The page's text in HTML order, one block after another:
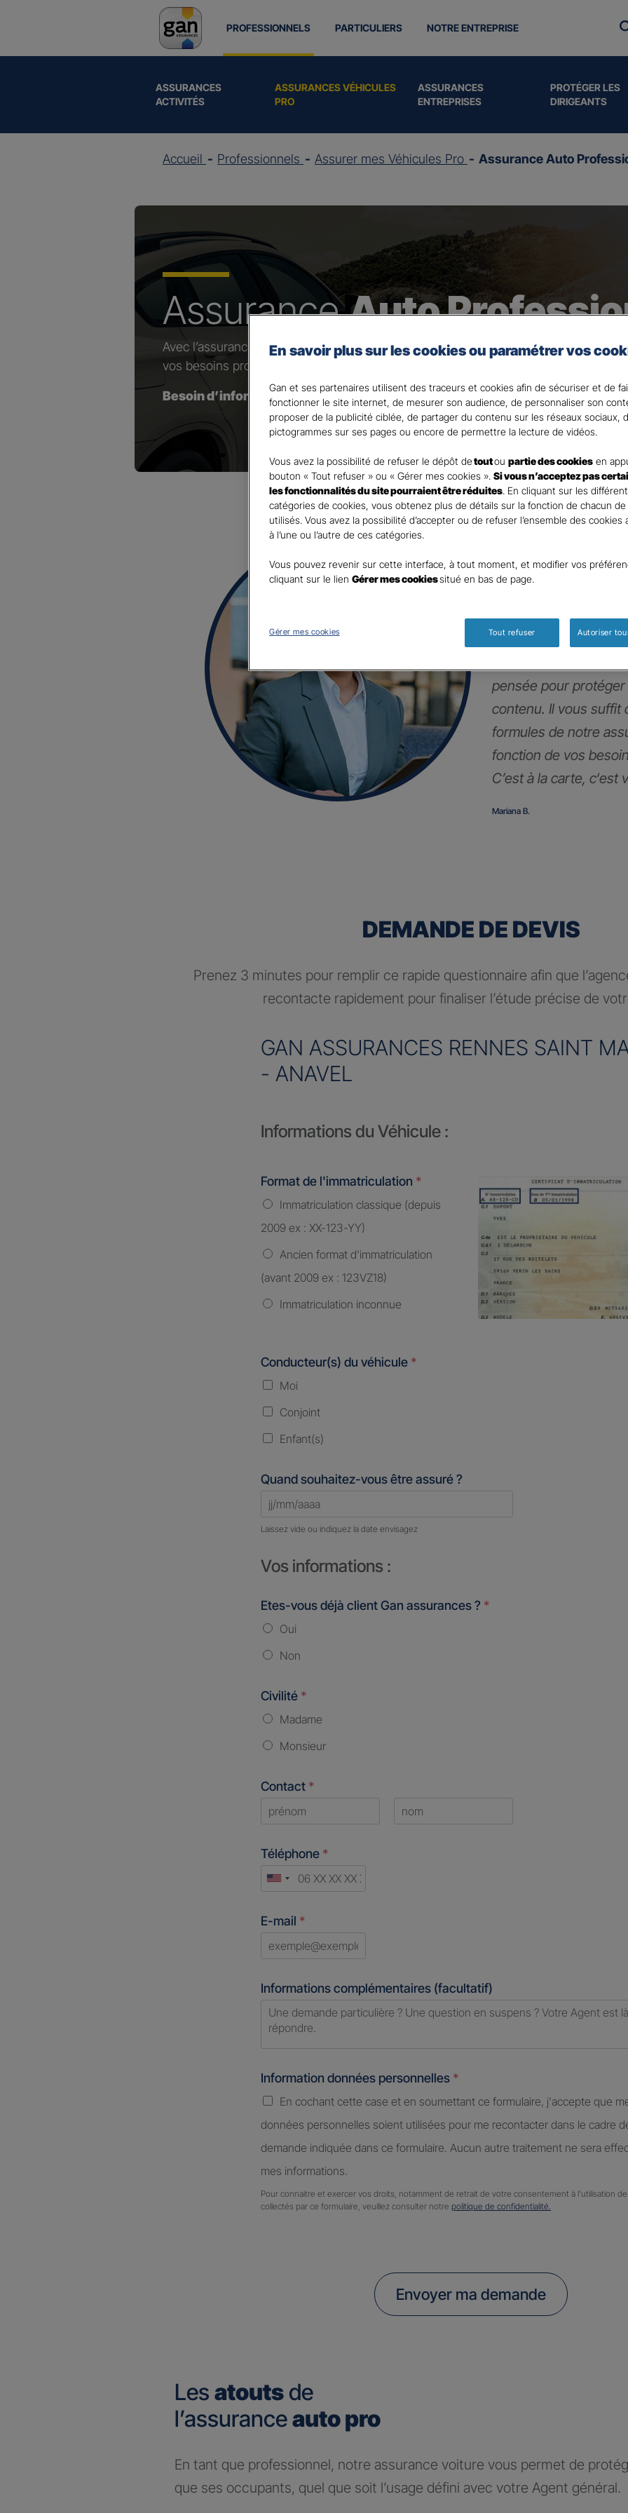
PROFESSIONNELS
ASSURANCES
ACTIVITÉS
ASSURANCES VÉHICULES
PRO
ASSURANCES
ENTREPRISES
PROTÉGER LES
DIRIGEANTS
PARTICULIERS NOTRE ENTREPRISE
Accueil Professionnels Assurer mes Véhicules Pro Assurance Auto
AssuranceAuto
Avec l’assurance dédiée aux véhicules professionnels, vous choisissez une
vos besoins professionnels.
Besoin d’information(s) ? Votre Agent général est là pour vous accompagner.
d’expert
pensée pour
contenu. Il vous suffit
formules de notre
fonction de vos
C’est à la carte, c‘est
Mariana B.
DEMANDE DE DEVIS
Prenez 3 minutes pour remplir ce rapide questionnaire afin que
recontacte rapidement pour finaliser l’étude précise de
GAN ASSURANCES RENNES SAINT
- ANAVEL
Informations du Véhicule :
Format de l'immatriculation *
Immatriculation classique (depuis
2009 ex : XX-123-YY)
Ancien format d'immatriculation
(avant 2009 ex : 123VZ18)
Immatriculation inconnue
Conducteur(s) du véhicule *
Moi
Conjoint
Enfant(s)
Quand souhaitez-vous être assuré ?
Laissez vide ou indiquez la date envisagez
Vos informations :
Etes-vous déjà client Gan assurances ? *
Oui
Non
Civilité *
Madame
Monsieur
Contact *
Téléphone *
United
E-mail *
Informations complémentaires (facultatif)
Information données personnelles *
En cochant cette case et en soumettant ce formulaire, j'accepte que
données personnelles soient utilisées pour me recontacter dans le cadre
demande indiquée dans ce formulaire. Aucun autre traitement ne sera
mes informations.
Pour connaitre et exercer vos droits, notamment de retrait de votre consentement à l'utilisation
collectés par ce formulaire, veuillez consulter notre politique de confidentialité.
Envoyer ma demande
Les atoutsde
l’assuranceauto pro
En tant que professionnel, notre assurance voiture vous permet de
que ses occupants, quel que soit l’usage défini avec votre Agent général.
En savoir plus sur les cookies ou paramétrer vos
Gan et ses partenaires utilisent des traceurs et cookies afin de sécuriser et de
fonctionner le site internet, de mesurer son audience, de personnaliser son
proposer de la publicité ciblée, de partager du contenu sur les réseaux sociaux,
pictogrammes sur ses pages ou encore de permettre la lecture de vidéos.
Vous avez la possibilité de refuser le dépôt detoutou partie des cookies en
bouton « Tout refuser » ou « Gérer mes cookies ». Si vous n’acceptez pas
les fonctionnalités du site pourraient être réduites. En cliquant sur les
catégories de cookies, vous obtenez plus de détails sur la fonction de chacun
utilisés. Vous avez la possibilité d’accepter ou de refuser l’ensemble des cookies
à l’une ou l’autre de ces catégories.
Vous pouvez revenir sur cette interface, à tout moment, et modifier vos
cliquant sur le lien Gérer mes cookiessitué en bas de page.
Gérer mes cookies Tout refuser Autoriser